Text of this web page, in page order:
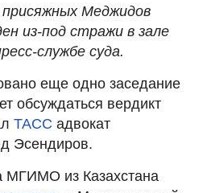
Меджидов
из-под стражи в зале
службе суда.
еще одно заседание
обсуждаться вердикт
ТАСС адвокат
Эсендиров.
МГИМО из Казахстана